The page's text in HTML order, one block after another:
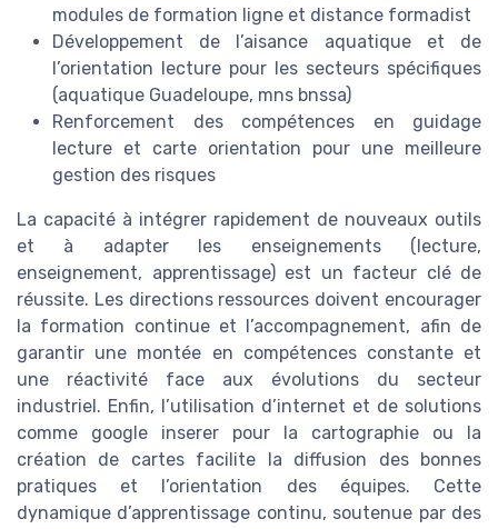
modules de formation ligne et distance formadist
Développement de l’aisance aquatique et de
l’orientation lecture pour les secteurs spécifiques
(aquatique Guadeloupe, mns bnssa)
Renforcement des compétences en guidage
lecture et carte orientation pour une meilleure
gestion des risques
La capacité à intégrer rapidement de nouveaux outils
et à adapter les enseignements (lecture,
enseignement, apprentissage) est un facteur clé de
réussite. Les directions ressources doivent encourager
la formation continue et l’accompagnement, afin de
garantir une montée en compétences constante et
une réactivité face aux évolutions du secteur
industriel. Enfin, l’utilisation d’internet et de solutions
comme google inserer pour la cartographie ou la
création de cartes facilite la diffusion des bonnes
pratiques et l’orientation des équipes. Cette
dynamique d’apprentissage continu, soutenue par des